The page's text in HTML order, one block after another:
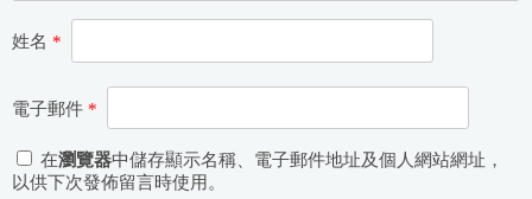
姓名 *
電子郵件 *
在瀏覽器中儲存顯示名稱、電子郵件地址及個人網站網址，
以供下次發佈留言時使用。